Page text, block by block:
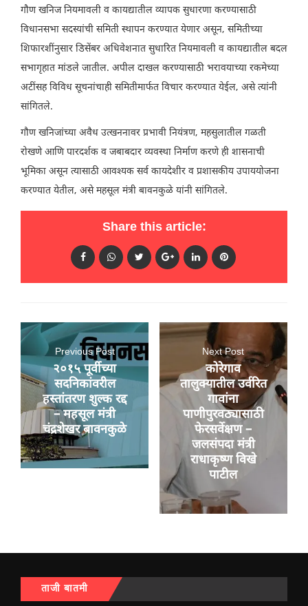
गौण खनिज नियमावली व कायद्यातील व्यापक सुधारणा करण्यासाठी
विधानसभा सदस्यांची समिती स्थापन करण्यात येणार असून, समितीच्या
शिफारशींनुसार डिसेंबर अधिवेशनात सुधारित नियमावली व कायद्यातील बदल
सभागृहात मांडले जातील. अपील दाखल करण्यासाठी भरावयाच्या रकमेच्या
अटींसह विविध सूचनांचाही समितीमार्फत विचार करण्यात येईल, असे त्यांनी
सांगितले.
गौण खनिजांच्या अवैध उत्खननावर प्रभावी नियंत्रण, महसुलातील गळती
रोखणे आणि पारदर्शक व जबाबदार व्यवस्था निर्माण करणे ही शासनाची
भूमिका असून त्यासाठी आवश्यक सर्व कायदेशीर व प्रशासकीय उपाययोजना
करण्यात येतील, असे महसूल मंत्री बावनकुळे यांनी सांगितले.
Share this article:
Previous Post
२०१५ पूर्वीच्या
सदनिकांवरील
हस्तांतरण शुल्क रद्द
– महसूल मंत्री
चंद्रशेखर बावनकुळे
Next Post
कोरेगाव
तालुक्यातील उर्वरित
गावांना
पाणीपुरवठ्यासाठी
फेरसर्वेक्षण –
जलसंपदा मंत्री
राधाकृष्ण विखे
पाटील
ताजी बातमी